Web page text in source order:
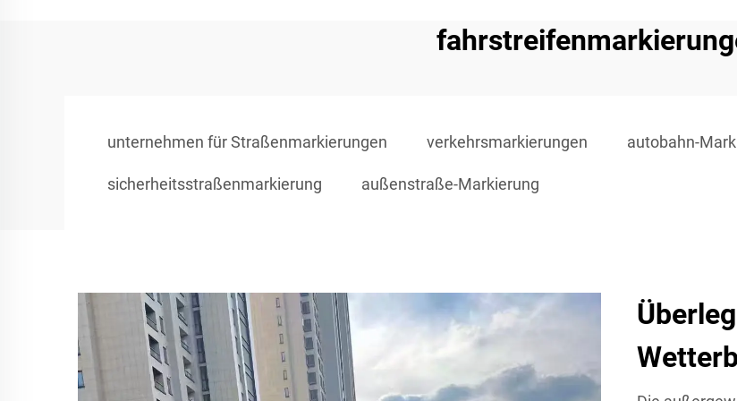
unternehmen für Straßenmarkierungen verkehrsmarkierungen autobahn-
sicherheitsstraßenmarkierung außenstraße-Markierung